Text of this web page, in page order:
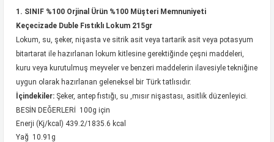
1. SINIF %100 Orjinal Ürün %100 Müşteri Memnuniyeti
Keçecizade Duble Fıstıklı Lokum 215gr
Lokum, su, şeker, nişasta ve sitrik asit veya tartarik asit veya potasyum
bitartarat ile hazırlanan lokum kitlesine gerektiğinde çeşni maddeleri,
kuru veya kurutulmuş meyveler ve benzeri maddelerin ilavesiyle tekniğine
uygun olarak hazırlanan geleneksel bir Türk tatlısıdır.
İçindekiler: Şeker, antep fıstığı, su ,mısır nişastası, asitlik düzenleyici.
BESİN DEĞERLERİ 100g için
Enerji (Kj/kcal) 439.2/1835.6 kcal
Yağ 10.91g